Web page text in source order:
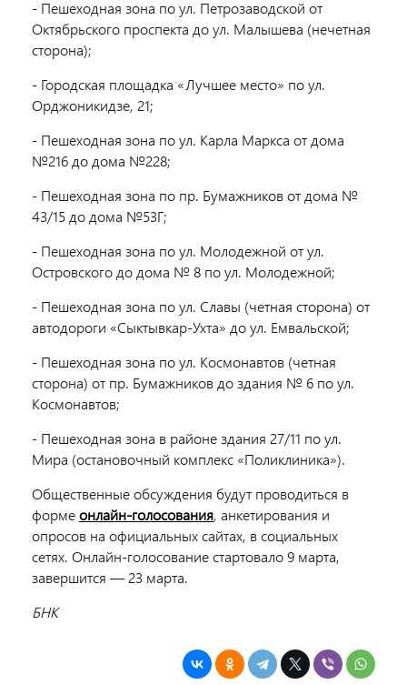
- Пешеходная зона по ул. Петрозаводской от
Октябрьского проспекта до ул. Малышева (нечетная
сторона);
- Городская площадка «Лучшее место» по ул.
Орджоникидзе, 21;
- Пешеходная зона по ул. Карла Маркса от дома
№216 до дома №228;
- Пешеходная зона по пр. Бумажников от дома №
43/15 до дома №53Г;
- Пешеходная зона по ул. Молодежной от ул.
Островского до дома № 8 по ул. Молодежной;
- Пешеходная зона по ул. Славы (четная сторона) от
автодороги «Сыктывкар-Ухта» до ул. Емвальской;
- Пешеходная зона по ул. Космонавтов (четная
сторона) от пр. Бумажников до здания № 6 по ул.
Космонавтов;
- Пешеходная зона в районе здания 27/11 по ул.
Мира (остановочный комплекс «Поликлиника»).
Общественные обсуждения будут проводиться в
формеонлайн-голосования, анкетирования и
опросов на официальных сайтах, в социальных
сетях. Онлайн-голосование стартовало 9 марта,
завершится — 23 марта.
БНК